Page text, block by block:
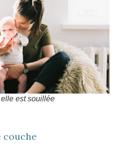
est souillée
couche